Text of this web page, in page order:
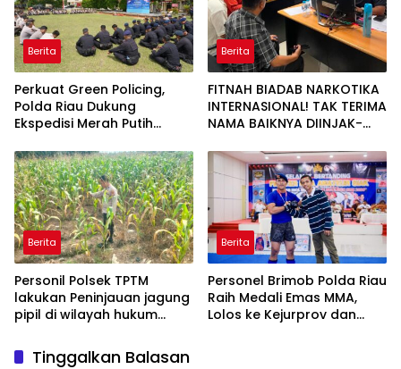
Berita
Perkuat Green Policing,
Polda Riau Dukung
Ekspedisi Merah Putih
Penanaman Mangrove
Berita
FITNAH BIADAB NARKOTIKA
INTERNASIONAL! TAK TERIMA
NAMA BAIKNYA DIINJAK-
DECLARE WAR: SIAP Bantai
DAN SERET AKUN PEMBUNUH
KARAKTER KE PENJARA
POLDA KEPRI!
Berita
Personil Polsek TPTM
lakukan Peninjauan jagung
pipil di wilayah hukum
Berita
Personel Brimob Polda Riau
Raih Medali Emas MMA,
Lolos ke Kejurprov dan
Tinggalkan Balasan